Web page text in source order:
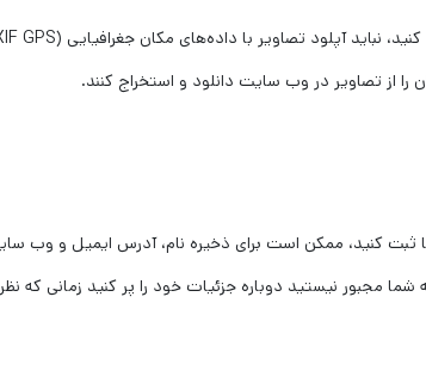
را از تصاویر در وب سایت دانلود و استخراج کنند.
ثبت کنید، ممکن است برای ذخیره نام، آدرس ایمیل و وب
مجبور نیستید دوباره جزئیات خود را پر کنید زمانی که